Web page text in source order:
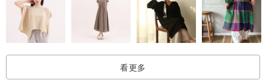
看更多